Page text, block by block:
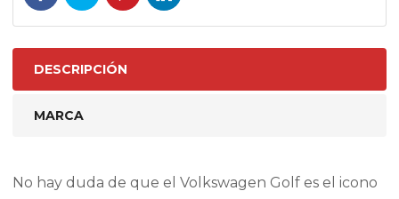
R
AW
DESCRIPCIÓN
MARCA
No hay duda de que el Volkswagen Golf es el icono